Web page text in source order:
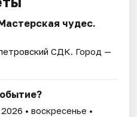
чудес.
СДК. Город —
• воскресенье •